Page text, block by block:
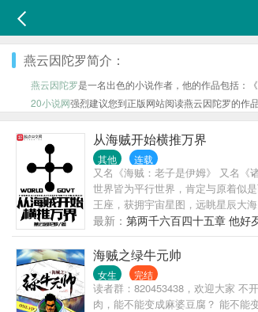
燕云因陀罗简介：
燕云因陀罗是一名出色的小说作者，他的作品包括：《
20小说网强烈建议您到正版网站阅读燕云因陀罗的作
从海贼开始横推万界
其他 连载
又名《海贼：老子是伊姆》 又名《
世界皆为平行世界，肯定与原着似
王座，获拥宇宙星图，远眺星辰大
最新： 第两千六百四十五章 他好
海贼之绿牛元帅
女生 完结
读者群：820453438，欢迎大家 不
肉，能不能变成麻婆豆腐？ 能不能